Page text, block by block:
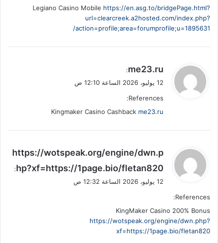
Legiano Casino Mobile https://en.asg.to/bridgePage.html?
url=clearcreek.a2hosted.com/index.php?
action=profile;area=forumprofile;u=1895631/
ي
ق
ل
me23.ru
:
12 يوليو، 2026 الساعة 12:10 ص
References:
Kingmaker Casino Cashback me23.ru
ي
و
ل
https://wotspeak.org/engine/dwn.p
hp?xf=https://1page.bio/fletan820
:
12 يوليو، 2026 الساعة 12:32 ص
References:
KingMaker Casino 200% Bonus
https://wotspeak.org/engine/dwn.php?
xf=https://1page.bio/fletan820